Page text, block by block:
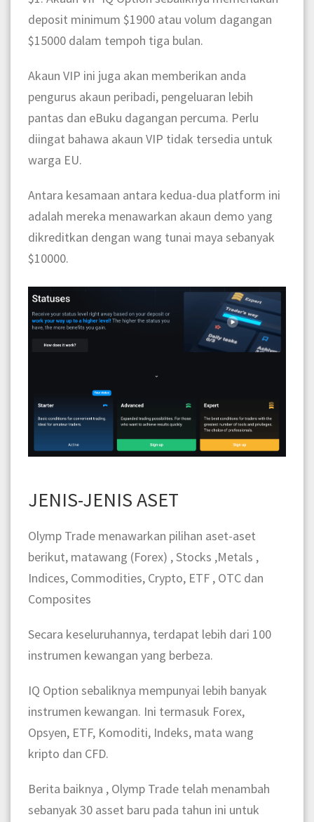
deposit minimum $1900 atau volum dagangan
$15000 dalam tempoh tiga bulan.
Akaun VIP ini juga akan memberikan anda
pengurus akaun peribadi, pengeluaran lebih
pantas dan eBuku dagangan percuma. Perlu
diingat bahawa akaun VIP tidak tersedia untuk
warga EU.
Antara kesamaan antara kedua-dua platform ini
adalah mereka menawarkan akaun demo yang
dikreditkan dengan wang tunai maya sebanyak
$10000.
JENIS-JENIS ASET
Olymp Trade menawarkan pilihan aset-aset
berikut, matawang (Forex) ,Stocks ,Metals ,
Indices, Commodities, Crypto, ETF , OTC dan
Composites
Secara keseluruhannya, terdapat lebih dari 100
instrumen kewangan yang berbeza.
IQ Option sebaliknya mempunyai lebih banyak
instrumen kewangan. Ini termasuk Forex,
Opsyen, ETF, Komoditi, Indeks, mata wang
kripto dan CFD.
Berita baiknya , Olymp Trade telah menambah
sebanyak 30 asset baru pada tahun ini untuk